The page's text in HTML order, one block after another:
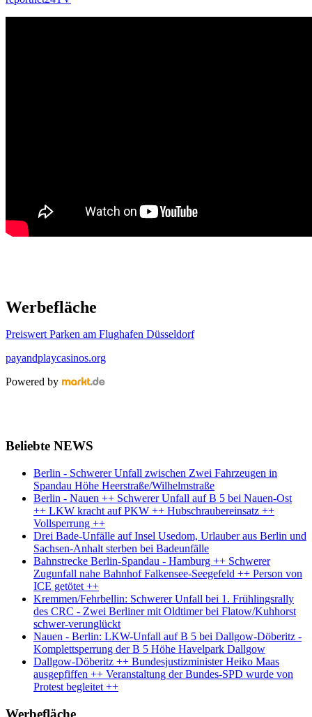
Werbefläche
Preiswert Parken am Flughafen Düsseldorf
payandplaycasinos.org
Powered by
Beliebte NEWS
Berlin - Schwerer Unfall zwischen Zwei Fahrzeugen in
Spandau Höhe Heerstraße/Wilhelmstraße
Berlin - Nauen ++ Schwerer Unfall auf B 5 bei Nauen-Ost
++ LKW kracht auf PKW ++ Hubschraubereinsatz ++
Vollsperrung ++
Drei Bade-Unfälle auf Insel Usedom, Urlauber aus Berlin und
Sachsen-Anhalt sterben bei Badeunfälle
Bahnstrecke Berlin-Spandau - Hamburg ++ Schwerer
Zugunfall nahe Bahnhof Falkensee-Seegefeld ++ Person von
ICE getötet ++
Kremmen/Fehrbellin: Schwerer Unfall bei 1. Frühlingsrally
des CRC - Zwei Berliner mit Oldtimer bei Flatow/Kuhhorst
schwer-verunglückt
Nauen - Berlin: LKW-Unfall auf B 5 bei Dallgow-Döberitz -
Komplettsperrung der B 5 Höhe Havelpark Dallgow
Dallgow-Döberitz ++ Bundesjustizminister Heiko Maas
ausgepfiffen ++ Veranstaltung der Bundes-SPD wurde von
Protest begleitet ++
Werbefläche